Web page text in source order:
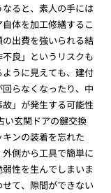
ると、素人の手には
体を加工修繕するこ
出費を強いられる結
良」というリスクも
うに見えても、建付
らなくなったり、中
」が発生する可能性
い玄関ドアの鍵交換
ンの装着を忘れた
側から工具で簡単に
性を生んでしまいま
て、隙間ができない